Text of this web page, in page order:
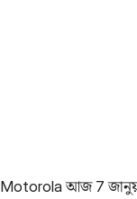
Motorola আজ 7